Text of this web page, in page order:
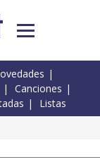
Canciones
Listas